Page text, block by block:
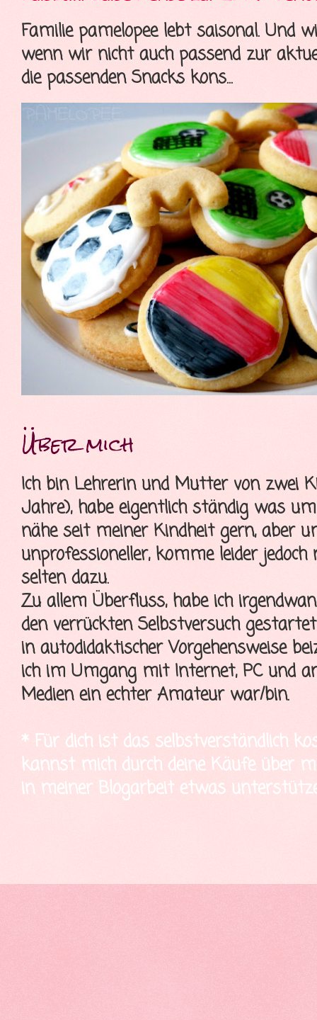
Familie pamelopee lebt saisonal. Und
wenn wir nicht auch passend zur
die passenden Snacks kons...
Über mich
Ich bin Lehrerin und Mutter von zwei
Jahre), habe eigentlich ständig was
nähe seit meiner Kindheit gern, aber
unprofessioneller, komme leider
selten dazu.
Zu allem Überfluss, habe ich
den verrückten Selbstversuch
in autodidaktischer Vorgehensweise
ich im Umgang mit Internet, PC und
Medien ein echter Amateur war/bin.
* Für dich ist das selbstverständlich
kannst mich durch deine Käufe über
in meiner Blogarbeit etwas